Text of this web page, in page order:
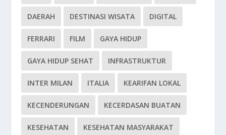
DAERAH DESTINASI WISATA DIGITAL
FERRARI FILM GAYA HIDUP
GAYA HIDUP SEHAT INFRASTRUKTUR
INTER MILAN ITALIA KEARIFAN LOKAL
KECENDERUNGAN KECERDASAN BUATAN
KESEHATAN KESEHATAN MASYARAKAT